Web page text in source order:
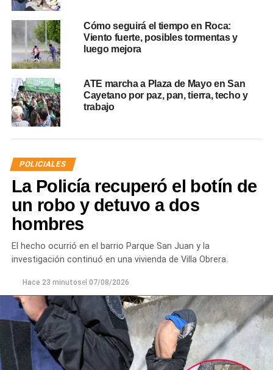
Cómo seguirá el tiempo en Roca:
Viento fuerte, posibles tormentas y
luego mejora
ATE marcha a Plaza de Mayo en San
Cayetano por paz, pan, tierra, techo y
trabajo
POLICIALES
La Policía recuperó el botín de
un robo y detuvo a dos
hombres
El hecho ocurrió en el barrio Parque San Juan y la
investigación continuó en una vivienda de Villa Obrera.
Hace 23 minutosel 07/08/2026